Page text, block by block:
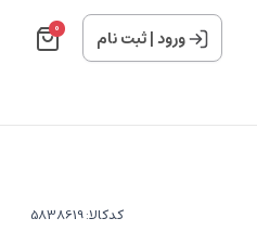
ورود|ثبت نام 0
کدکالا: